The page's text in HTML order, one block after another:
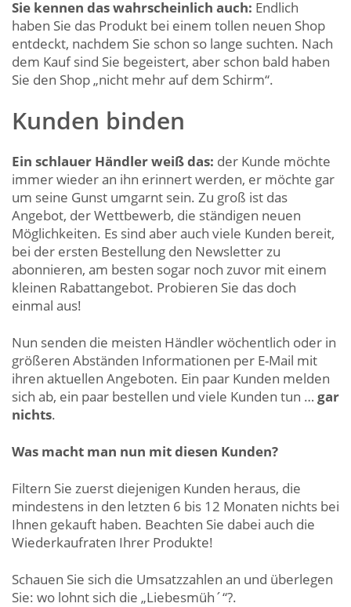
Sie kennen das wahrscheinlich auch: Endlich
haben Sie das Produkt bei einem tollen neuen Shop
entdeckt, nachdem Sie schon so lange suchten. Nach
dem Kauf sind Sie begeistert, aber schon bald haben
Sie den Shop „nicht mehr auf dem Schirm“.
Kunden binden
Ein schlauer Händler weiß das: der Kunde möchte
immer wieder an ihn erinnert werden, er möchte gar
um seine Gunst umgarnt sein. Zu groß ist das
Angebot, der Wettbewerb, die ständigen neuen
Möglichkeiten. Es sind aber auch viele Kunden bereit,
bei der ersten Bestellung den Newsletter zu
abonnieren, am besten sogar noch zuvor mit einem
kleinen Rabattangebot. Probieren Sie das doch
einmal aus!
Nun senden die meisten Händler wöchentlich oder in
größeren Abständen Informationen per E-Mail mit
ihren aktuellen Angeboten. Ein paar Kunden melden
sich ab, ein paar bestellen und viele Kunden tun … gar
nichts.
Was macht man nun mit diesen Kunden?
Filtern Sie zuerst diejenigen Kunden heraus, die
mindestens in den letzten 6 bis 12 Monaten nichts bei
Ihnen gekauft haben. Beachten Sie dabei auch die
Wiederkaufraten Ihrer Produkte!
Schauen Sie sich die Umsatzzahlen an und überlegen
Sie: wo lohnt sich die „Liebesmüh´“?.